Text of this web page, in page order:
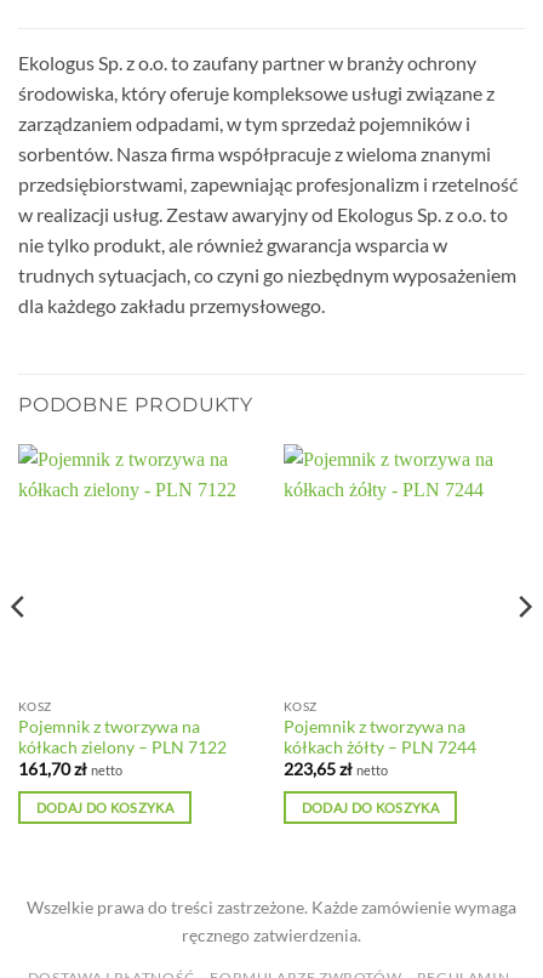
Ekologus Sp. z o.o. to zaufany partner w branży ochrony
środowiska, który oferuje kompleksowe usługi związane z
zarządzaniem odpadami, w tym sprzedaż pojemników i
sorbentów. Nasza firma współpracuje z wieloma znanymi
przedsiębiorstwami, zapewniając profesjonalizm i rzetelność
w realizacji usług. Zestaw awaryjny od Ekologus Sp. z o.o. to
nie tylko produkt, ale również gwarancja wsparcia w
trudnych sytuacjach, co czyni go niezbędnym wyposażeniem
dla każdego zakładu przemysłowego.
PODOBNE PRODUKTY
KOSZ
Pojemnik z tworzywa na
kółkach zielony – PLN 7122
161,70zł netto
DODAJ DO KOSZYKA
KOSZ
Pojemnik z tworzywa na
kółkach żółty – PLN 7244
223,65zł netto
DODAJ DO KOSZYKA
Wszelkie prawa do treści zastrzeżone. Każde zamówienie wymaga
ręcznego zatwierdzenia.